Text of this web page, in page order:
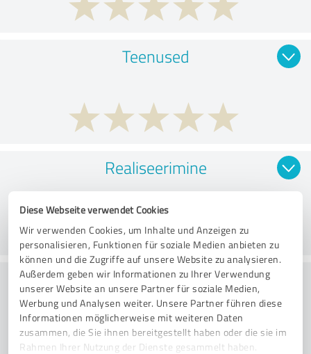
Diese Webseite verwendet Cookies
Wir verwenden Cookies, um Inhalte und Anzeigen zu
personalisieren, Funktionen für soziale Medien anbieten zu
können und die Zugriffe auf unsere Website zu analysieren.
Außerdem geben wir Informationen zu Ihrer Verwendung
unserer Website an unsere Partner für soziale Medien,
Werbung und Analysen weiter. Unsere Partner führen diese
Informationen möglicherweise mit weiteren Daten
zusammen, die Sie ihnen bereitgestellt haben oder die sie im
Rahmen Ihrer Nutzung der Dienste gesammelt haben.
Teenused
Realiseerimine
Konsultatsioon